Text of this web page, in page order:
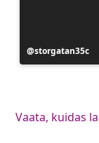
Postitus
avaldatud
storgatan35c
Vaata, kuidas